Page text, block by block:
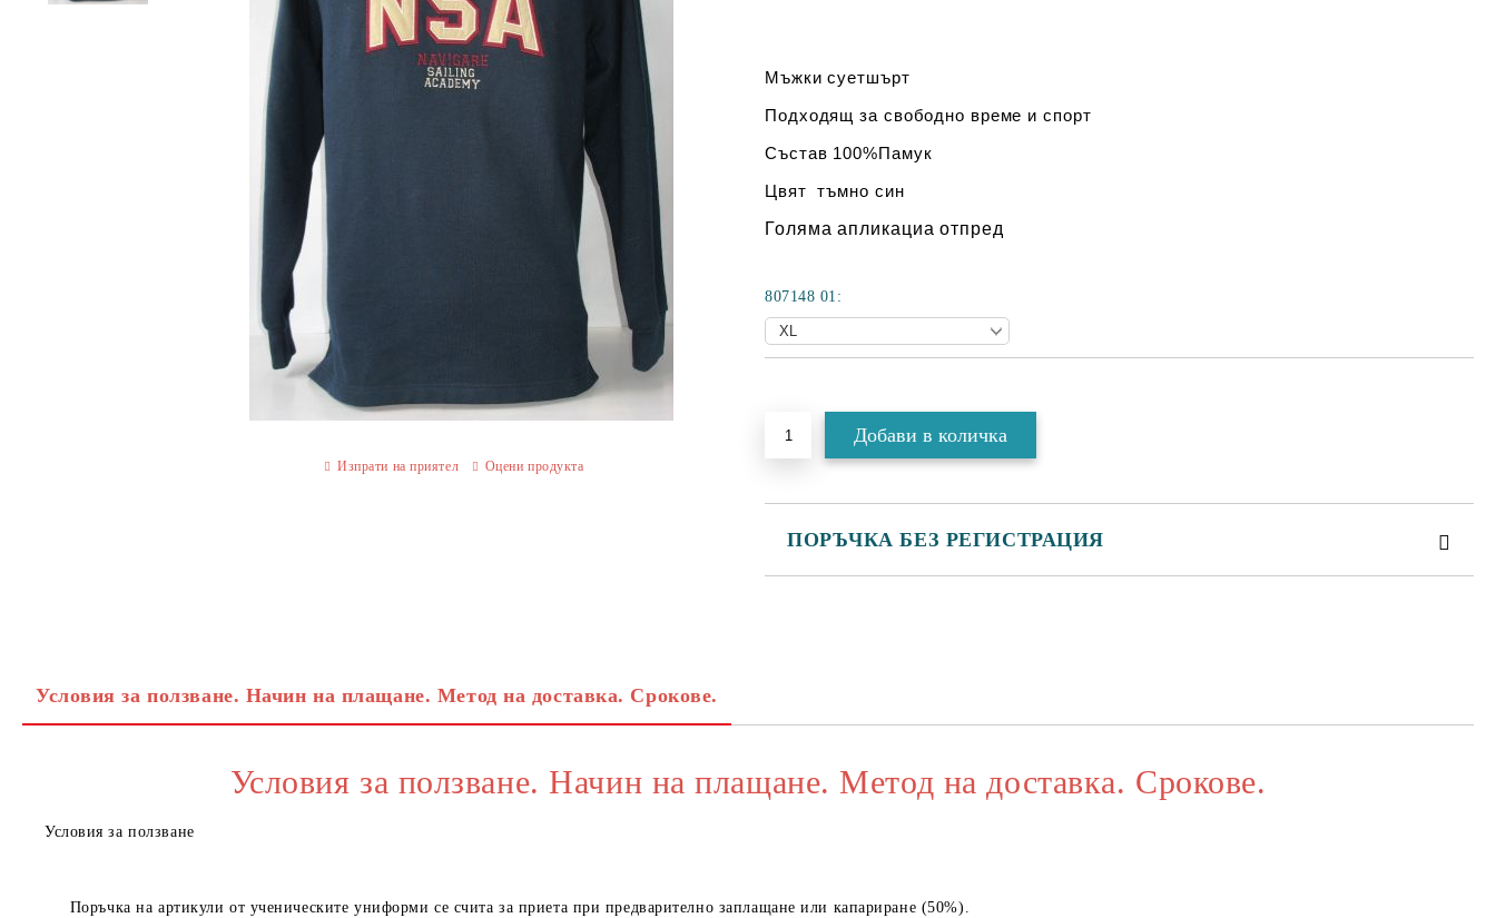
Мъжки суетшърт
Подходящ за свободно време и спорт
Състав 100%Памук
Цвят тъмно син
Голяма апликациа отпред
807148 01:
ПОРЪЧКА БЕЗ РЕГИСТРАЦИЯ
Изпрати на приятел Оцени продукта
Условия за ползване. Начин на плащане. Метод на доставка. Срокове.
Условия за ползване. Начин на плащане. Метод на доставка. Срокове.
Условия за ползване
Поръчка на артикули от ученическите униформи се счита за приета при предварително заплащане или капариране (50%).